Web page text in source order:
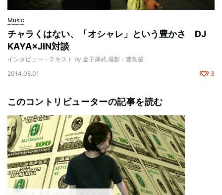
Music
チャラくはない、「オシャレ」という豊かさ DJ
KAYA×JIN対談
インタビュー・テキスト by 金子厚武 撮影：豊島望
2014.08.01
3
このコントリビューターの記事を読む